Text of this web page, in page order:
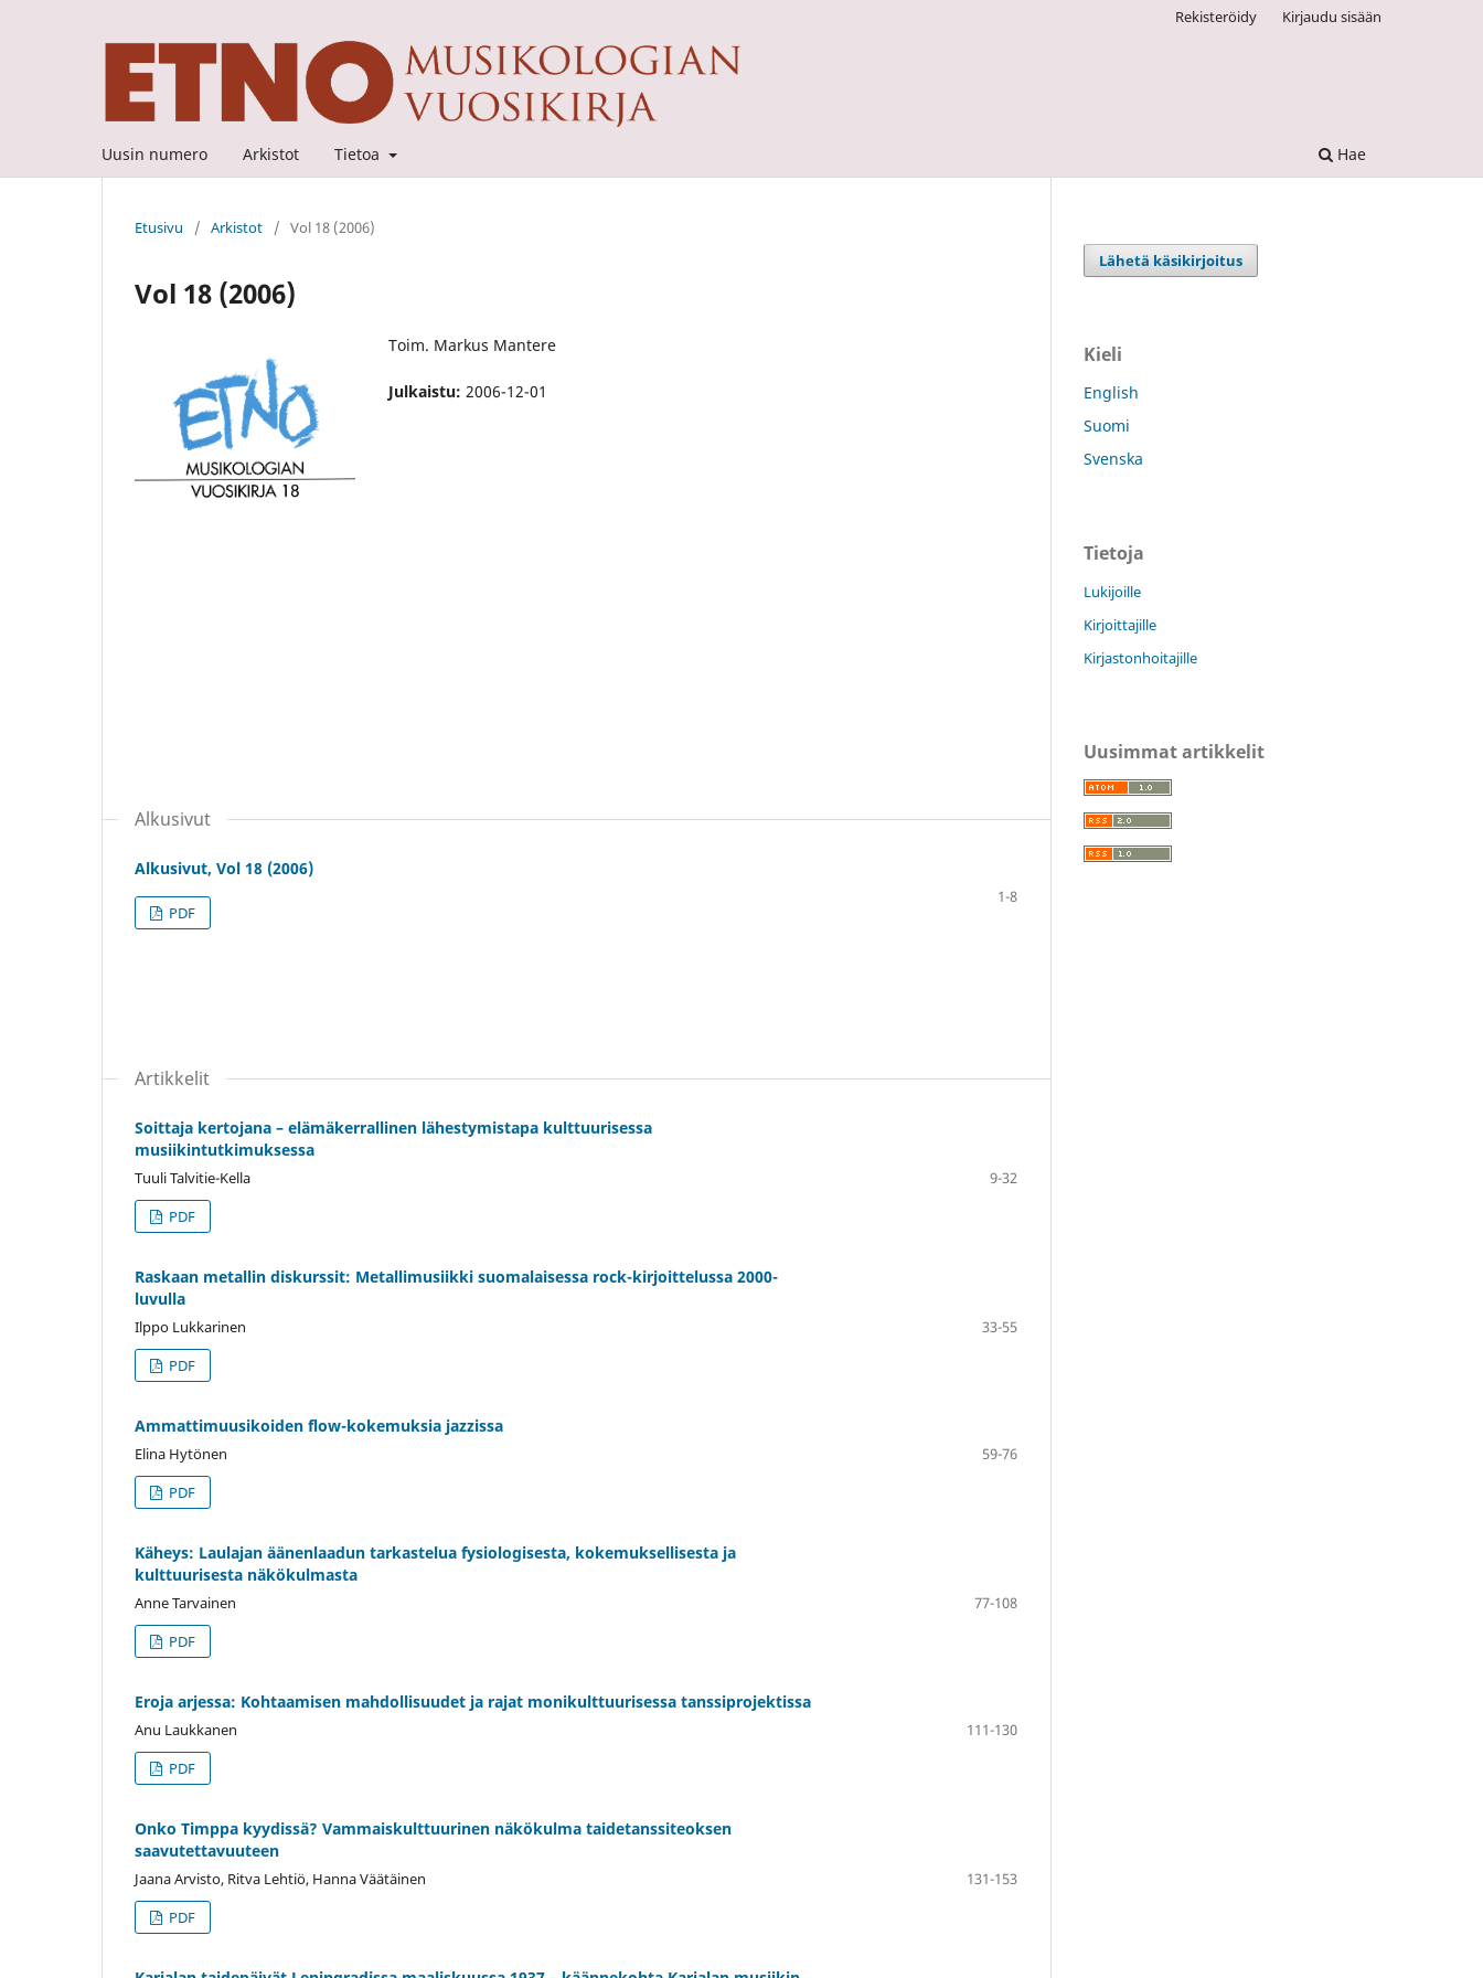
Uusin numero Arkistot Tietoa Hae
Rekisteröidy Kirjaudu sisään
Etusivu / Arkistot / Vol 18 (2006)
Vol 18 (2006)
Toim. Markus Mantere
Julkaistu: 2006-12-01
Alkusivut
Alkusivut, Vol 18 (2006)
1-8
PDF
Artikkelit
Soittaja kertojana – elämäkerrallinen lähestymistapa kulttuurisessa
musiikintutkimuksessa
Tuuli Talvitie-Kella
9-32
PDF
Raskaan metallin diskurssit: Metallimusiikki suomalaisessa rock-kirjoittelussa 2000-
luvulla
Ilppo Lukkarinen
33-55
PDF
Ammattimuusikoiden flow-kokemuksia jazzissa
Elina Hytönen
59-76
PDF
Käheys: Laulajan äänenlaadun tarkastelua fysiologisesta, kokemuksellisesta ja
kulttuurisesta näkökulmasta
Anne Tarvainen
77-108
PDF
Eroja arjessa: Kohtaamisen mahdollisuudet ja rajat monikulttuurisessa tanssiprojektissa
Anu Laukkanen
111-130
PDF
Onko Timppa kyydissä? Vammaiskulttuurinen näkökulma taidetanssiteoksen
saavutettavuuteen
Jaana Arvisto, Ritva Lehtiö, Hanna Väätäinen
131-153
PDF
Lähetä käsikirjoitus
Kieli
English
Suomi
Svenska
Tietoja
Lukijoille
Kirjoittajille
Kirjastonhoitajille
Uusimmat artikkelit